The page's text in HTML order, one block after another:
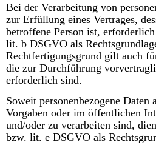
Bei der Verarbeitung von
zur Erfüllung eines Vertrages,
betroffene Person ist,
lit. b DSGVO als
Rechtfertigungsgrund gilt auch
die zur Durchführung
erforderlich sind.
Soweit personenbezogene Daten
Vorgaben oder im öffentlichen
und/oder zu verarbeiten sind,
bzw. lit. e DSGVO als